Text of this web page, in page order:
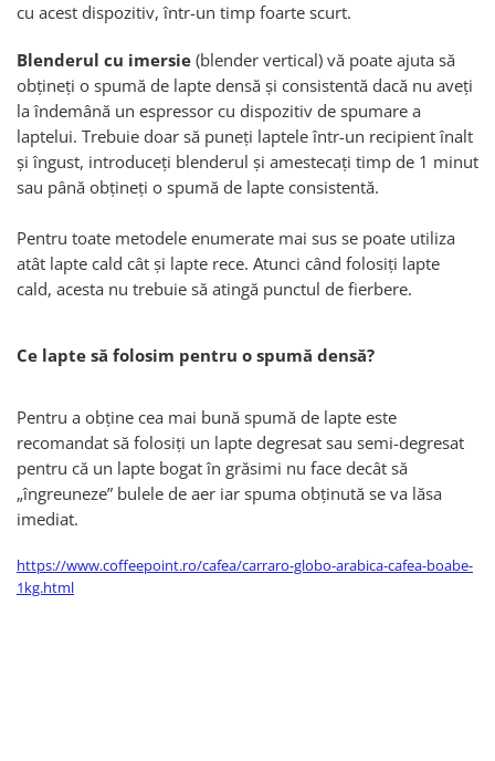
cu acest dispozitiv, într-un timp foarte scurt.
Blenderul cu imersie (blender vertical) vă poate ajuta să
obțineți o spumă de lapte densă și consistentă dacă nu aveți
la îndemână un espressor cu dispozitiv de spumare a
laptelui. Trebuie doar să puneți laptele într-un recipient înalt
și îngust, introduceți blenderul și amestecați timp de 1 minut
sau până obțineți o spumă de lapte consistentă.
Pentru toate metodele enumerate mai sus se poate utiliza
atât lapte cald cât și lapte rece. Atunci când folosiți lapte
cald, acesta nu trebuie să atingă punctul de fierbere.
Ce lapte să folosim pentru o spumă densă?
Pentru a obține cea mai bună spumă de lapte este
recomandat să folosiți un lapte degresat sau semi-degresat
pentru că un lapte bogat în grăsimi nu face decât să
„îngreuneze” bulele de aer iar spuma obținută se va lăsa
imediat.
https://www.coffeepoint.ro/cafea/carraro-globo-arabica-cafea-boabe-
1kg.html